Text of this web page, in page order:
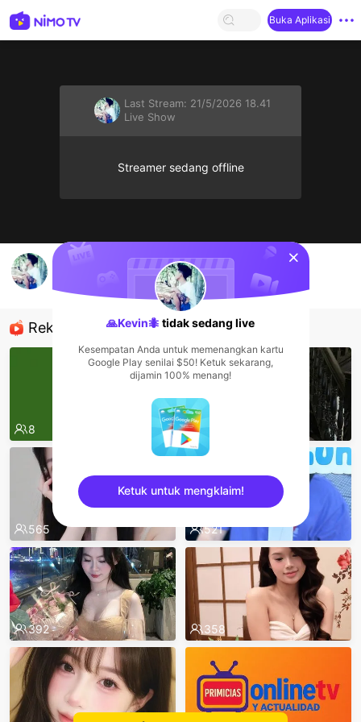
Buka Aplikasi
Last Stream: 21/5/2026 18.41
Live Show
Streamer sedang offline
dj
Live Show
Rekomendasi
7
8 566
565 521
392 358
sentinelStart
🙏Kevin🐜 tidak sedang live
Kesempatan Anda untuk memenangkan kartu
Google Play senilai $50! Ketuk sekarang,
dijamin 100% menang!
Ketuk untuk mengklaim!
sentinelEnd